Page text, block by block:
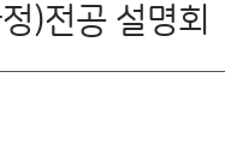
)전공 설명회